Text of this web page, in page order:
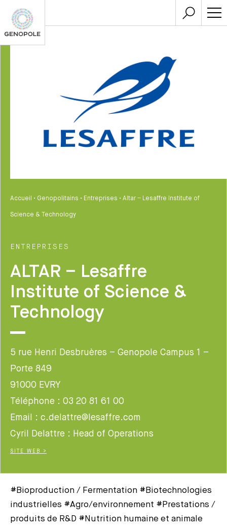
Accueil • Genopolitains • Entreprises • Altar – Lesaffre Institute of
Science & Technology
ENTREPRISES
ALTAR – Lesaffre
Institute of Science &
Technology
5 rue Henri Desbruères – Genopole Campus 1 –
Porte 849
91000 EVRY
Téléphone : 03 20 81 61 00
Email : c.delattre@lesaffre.com
Cyril Delattre : Head of Operations
SITE WEB >
#Bioproduction / Fermentation #Biotechnologies
industrielles #Agro/environnement #Prestations /
produits de R&D #Nutrition humaine et animale